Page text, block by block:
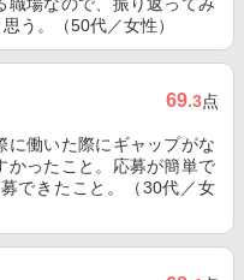
う。（50代／女性）
69.3点
に働いた際にギャップがな
かったこと。応募が簡単で
できたこと。（30代／女